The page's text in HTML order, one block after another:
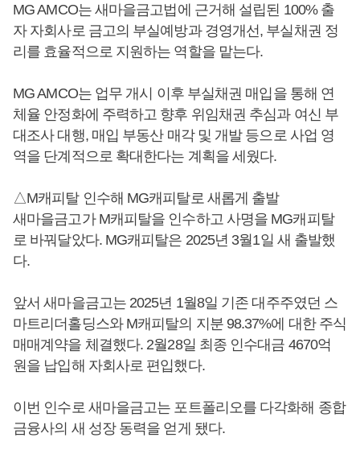
MG AMCO는 새마을금고법에 근거해 설립된 100% 출
자 자회사로 금고의 부실예방과 경영개선, 부실채권 정
리를 효율적으로 지원하는 역할을 맡는다.
MG AMCO는 업무 개시 이후 부실채권 매입을 통해 연
체율 안정화에 주력하고 향후 위임채권 추심과 여신 부
대조사 대행, 매입 부동산 매각 및 개발 등으로 사업 영
역을 단계적으로 확대한다는 계획을 세웠다.
△M캐피탈 인수해 MG캐피탈로 새롭게 출발
새마을금고가 M캐피탈을 인수하고 사명을 MG캐피탈
로 바꿔달았다. MG캐피탈은 2025년 3월1일 새 출발했
다.
앞서 새마을금고는 2025년 1월8일 기존 대주주였던 스
마트리더홀딩스와 M캐피탈의 지분 98.37%에 대한 주식
매매계약을 체결했다. 2월28일 최종 인수대금 4670억
원을 납입해 자회사로 편입했다.
이번 인수로 새마을금고는 포트폴리오를 다각화해 종합
금융사의 새 성장 동력을 얻게 됐다.